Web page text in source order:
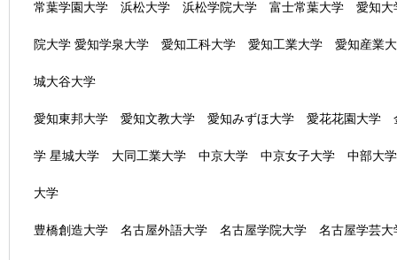
常葉学園大学 浜松大学 浜松学院大学 富士常葉大学 愛知
院大学 愛知学泉大学 愛知工科大学 愛知工業大学 愛知産業
城大谷大学
愛知東邦大学 愛知文教大学 愛知みずほ大学 愛花花園大学
学 星城大学 大同工業大学 中京大学 中京女子大学 中部大
大学
豊橋創造大学 名古屋外語大学 名古屋学院大学 名古屋学芸